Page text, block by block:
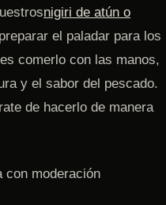
nigiri de atún o
el paladar para los
comerlo con las manos,
y el sabor del pescado.
de hacerlo de manera
con moderación